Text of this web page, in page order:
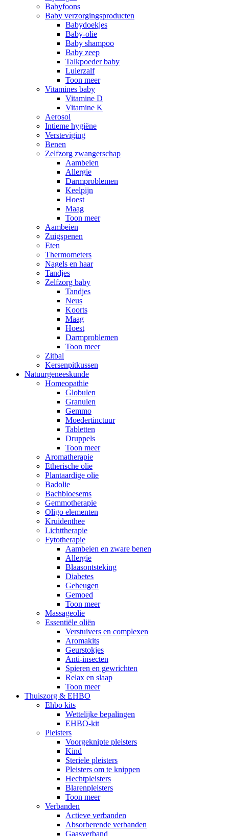
Babyfoons
Baby verzorgingsproducten
Babydoekjes
Baby-olie
Baby shampoo
Baby zeep
Talkpoeder baby
Luierzalf
Toon meer
Vitamines baby
Vitamine D
Vitamine K
Aerosol
Intieme hygiëne
Versteviging
Benen
Zelfzorg zwangerschap
Aambeien
Allergie
Darmproblemen
Keelpijn
Hoest
Maag
Toon meer
Aambeien
Zuigspenen
Eten
Thermometers
Nagels en haar
Tandjes
Zelfzorg baby
Tandjes
Neus
Koorts
Maag
Hoest
Darmproblemen
Toon meer
Zitbal
Kersenpitkussen
Natuurgeneeskunde
Homeopathie
Globulen
Granulen
Gemmo
Moedertinctuur
Tabletten
Druppels
Toon meer
Aromatherapie
Etherische olie
Plantaardige olie
Badolie
Bachbloesems
Gemmotherapie
Oligo elementen
Kruidenthee
Lichttherapie
Fytotherapie
Aambeien en zware benen
Allergie
Blaasontsteking
Diabetes
Geheugen
Gemoed
Toon meer
Massageolie
Essentiële oliën
Verstuivers en complexen
Aromakits
Geurstokjes
Anti-insecten
Spieren en gewrichten
Relax en slaap
Toon meer
Thuiszorg & EHBO
Ehbo kits
Wettelijke bepalingen
EHBO-kit
Pleisters
Voorgeknipte pleisters
Kind
Steriele pleisters
Pleisters om te knippen
Hechtpleisters
Blarenpleisters
Toon meer
Verbanden
Actieve verbanden
Absorberende verbanden
Gaasverband